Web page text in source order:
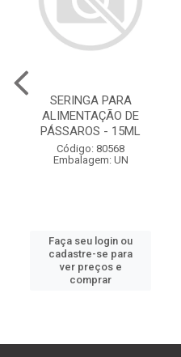
SERINGA PARA
ALIMENTAÇÃO DE
PÁSSAROS - 15ML
Código: 80568
Embalagem: UN
Faça seu login ou
cadastre-se para
ver preços e
comprar